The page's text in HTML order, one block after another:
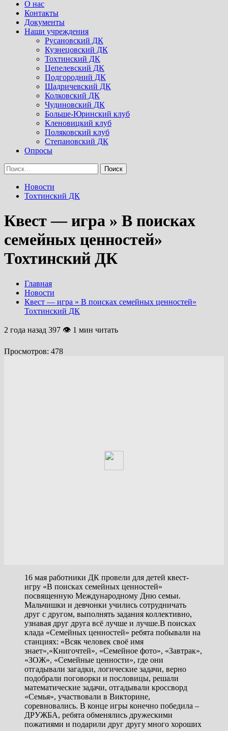
Menu
О нас
Контакты
Документы
Наши учреждения
Русановский ДК
Кузнецовский ДК
Тохтинский ДК
Цепелевский ДК
Подгородний ДК
Шадричевский ДК
Колковский ДК
Чудиновский ДК
Больше-Юринский клуб
Кленовицкий клуб
Поляковский клуб
Степановский ДК
Опросы
Найти:
Новости
Тохтинский ДК
Квест — игра » В поисках
семейных ценностей»
Тохтинский ДК
Главная
Новости
Квест — игра » В поисках семейных ценностей»
Тохтинский ДК
2 года назад 397 👁 1 мин читать
Просмотров: 478
16 мая работники ДК провели для детей квест-
игру «В поисках семейных ценностей»
посвященную Международному Дню семьи.
Мальчишки и девчонки учились сотрудничать
друг с другом, выполнять задания коллективно,
узнавая друг друга всё лучше и лучше.В поисках
клада «Семейных ценностей» ребята побывали на
станциях: «Всяк человек своё имя
знает»,«Книгочтей», «Семейное фото», «Завтрак»,
«ЗОЖ», «Семейные ценности», где они
отгадывали загадки, логические задачи, верно
подобрали поговорки и пословицы, решали
математические задачи, отгадывали кроссворд
«Семья», участвовали в Викторине,
соревновались. В конце игры конечно победила –
ДРУЖБА, ребята обменялись дружескими
пожатиями и подарили друг другу много хороших